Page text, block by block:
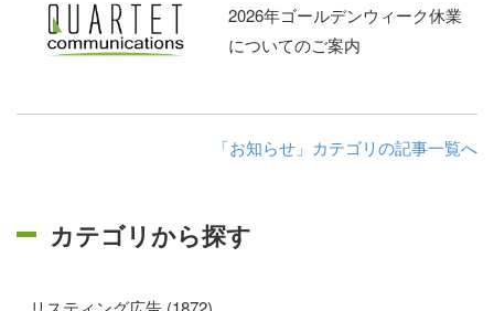
2026年ゴールデンウィーク休業
についてのご案内
「お知らせ」カテゴリの記事一覧へ
カテゴリから探す